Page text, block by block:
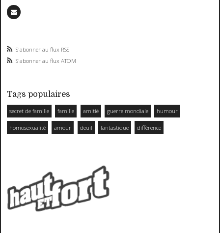
S'abonner au flux RSS
S'abonner au flux ATOM
Tags populaires
secret de famille famille amitié guerre mondiale humour
homosexualité amour deuil fantastique différence